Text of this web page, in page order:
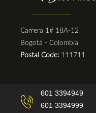
Carrera 1# 18A-12
Bogotá - Colombia
Postal Code: 111711
601 3394949
601 3394999